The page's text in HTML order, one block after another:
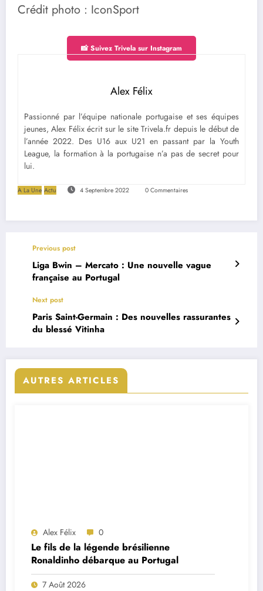
Crédit photo : IconSport
📸 Suivez Trivela sur Instagram
Alex Félix
Passionné par l’équipe nationale portugaise et ses équipes
jeunes, Alex Félix écrit sur le site Trivela.fr depuis le début de
l’année 2022. Des U16 aux U21 en passant par la Youth
League, la formation à la portugaise n’a pas de secret pour
lui.
A La Une Actu 4 Septembre 2022 0 Commentaires
Previous post
Liga Bwin – Mercato : Une nouvelle vague
française au Portugal
Next post
Paris Saint-Germain : Des nouvelles rassurantes
du blessé Vitinha
AUTRES ARTICLES
Alex Félix 0
Le fils de la légende brésilienne
Ronaldinho débarque au Portugal
7 Août 2026